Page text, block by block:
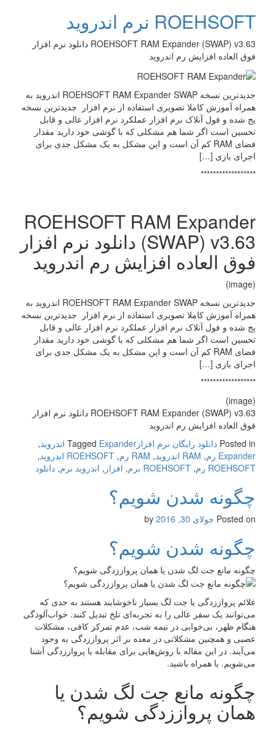
ROEHSOFT نرم اندروید
ROEHSOFT RAM Expander (SWAP) v3.63 دانلود نرم افزار
فوق العاده افزایش رم اندروید
جدیدترین نسخه ROEHSOFT RAM Expander SWAP اندروید به
همراه آموزش کاملا تصویری استفاده از نرم افزار جدیدترین نسخه
پج شده و فول آنلاک نرم افزار عملکرد نرم افزار عالی و قابل
تحسین است اگر شما هم مشکلی که با گوشی خود دارید مقدار
فضای RAM کم آن است و این مشکل به یک مشکل جدی برای
اجرای بازی […]
******************
ROEHSOFT RAM Expander
(SWAP) v3.63 دانلود نرم افزار
فوق العاده افزایش رم اندروید
(image)
جدیدترین نسخه ROEHSOFT RAM Expander SWAP اندروید به
همراه آموزش کاملا تصویری استفاده از نرم افزار جدیدترین نسخه
پج شده و فول آنلاک نرم افزار عملکرد نرم افزار عالی و قابل
تحسین است اگر شما هم مشکلی که با گوشی خود دارید مقدار
فضای RAM کم آن است و این مشکل به یک مشکل جدی برای
اجرای بازی […]
******************
(image)
ROEHSOFT RAM Expander (SWAP) v3.63 دانلود نرم افزار
فوق العاده افزایش رم اندروید
Posted in دانلود رایگان نرم افراز Tagged Expander اندروید
,
Expander رم
, RAM اندروید , RAM رم , ROEHSOFT اندروید
,
ROEHSOFT رم
, ROEHSOFT نرم , افزار , اندروید نرم, دانلود
چگونه شدن شویم؟
Posted on جولای 30, 2016
چگونه شدن شویم؟
چگونه مانع جت لگ شدن یا همان پرواززدگی شویم؟
علائم پرواززدگی یا جت لگ بسیار ناخوشایند هستند به حدی که
می‌توانند یک سفر عالی را به تجربه‌ای تلخ تبدیل کنند. خواب‌آلودگی
هنگام ظهر، بی‌خوابی در نیمه شب، عدم تمرکز کافی، مشکلات
عصبی و همچنین مشکلاتی در معده بر اثر پرواززدگی به وجود
می‌آیند. در این مقاله با روش‌هایی برای مقابله با پرواززدگی آشنا
می‌شویم. با همراه باشید.
چگونه مانع جت لگ شدن یا
همان پرواززدگی شویم؟